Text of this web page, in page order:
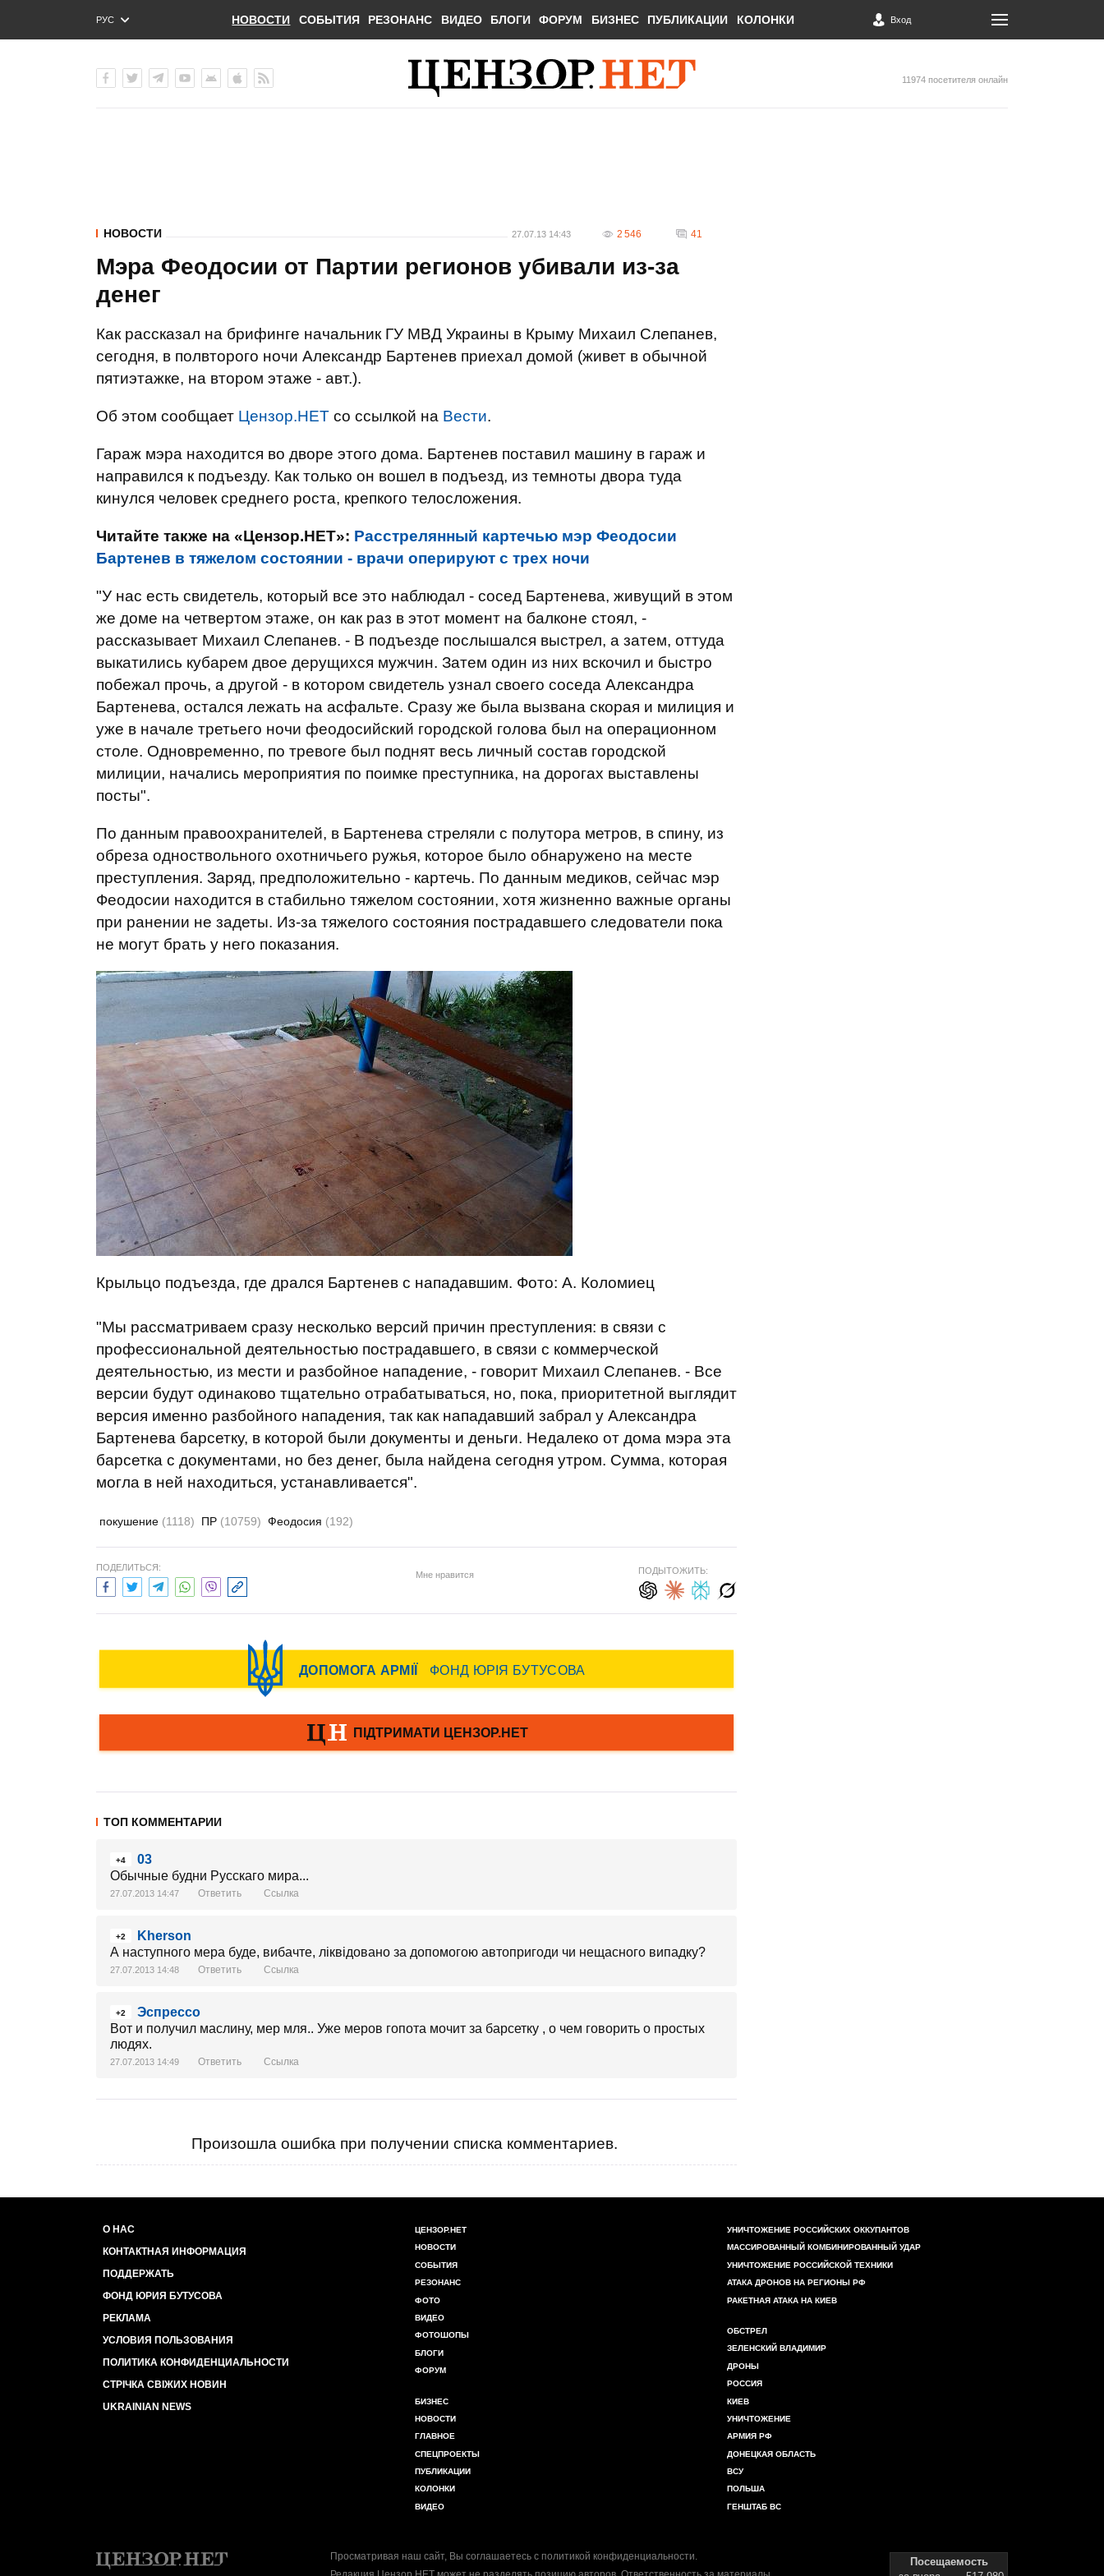
РУС
ENG
НОВОСТИ СОБЫТИЯ РЕЗОНАНС ВИДЕО БЛОГИ ФОРУМ БИЗНЕС ПУБЛИКАЦИИ КОЛОНКИ Вход
11974 посетителя онлайн
НОВОСТИ 27.07.13 14:43 2 546 41
Мэра Феодосии от Партии регионов убивали из-за
денег
Как рассказал на брифинге начальник ГУ МВД Украины в Крыму Михаил Слепанев,
сегодня, в полвторого ночи Александр Бартенев приехал домой (живет в обычной
пятиэтажке, на втором этаже - авт.).
Об этом сообщает Цензор.НЕТ со ссылкой на Вести.
Гараж мэра находится во дворе этого дома. Бартенев поставил машину в гараж и
направился к подъезду. Как только он вошел в подъезд, из темноты двора туда
кинулся человек среднего роста, крепкого телосложения.
Читайте также на «Цензор.НЕТ»: Расстрелянный картечью мэр Феодосии
Бартенев в тяжелом состоянии - врачи оперируют с трех ночи
"У нас есть свидетель, который все это наблюдал - сосед Бартенева, живущий в этом
же доме на четвертом этаже, он как раз в этот момент на балконе стоял, -
рассказывает Михаил Слепанев. - В подъезде послышался выстрел, а затем, оттуда
выкатились кубарем двое дерущихся мужчин. Затем один из них вскочил и быстро
побежал прочь, а другой - в котором свидетель узнал своего соседа Александра
Бартенева, остался лежать на асфальте. Сразу же была вызвана скорая и милиция и
уже в начале третьего ночи феодосийский городской голова был на операционном
столе. Одновременно, по тревоге был поднят весь личный состав городской
милиции, начались мероприятия по поимке преступника, на дорогах выставлены
посты".
По данным правоохранителей, в Бартенева стреляли с полутора метров, в спину, из
обреза одноствольного охотничьего ружья, которое было обнаружено на месте
преступления. Заряд, предположительно - картечь. По данным медиков, сейчас мэр
Феодосии находится в стабильно тяжелом состоянии, хотя жизненно важные органы
при ранении не задеты. Из-за тяжелого состояния пострадавшего следователи пока
не могут брать у него показания.
Крыльцо подъезда, где дрался Бартенев с нападавшим. Фото: А. Коломиец
"Мы рассматриваем сразу несколько версий причин преступления: в связи с
профессиональной деятельностью пострадавшего, в связи с коммерческой
деятельностью, из мести и разбойное нападение, - говорит Михаил Слепанев. - Все
версии будут одинаково тщательно отрабатываться, но, пока, приоритетной выглядит
версия именно разбойного нападения, так как нападавший забрал у Александра
Бартенева барсетку, в которой были документы и деньги. Недалеко от дома мэра эта
барсетка с документами, но без денег, была найдена сегодня утром. Сумма, которая
могла в ней находиться, устанавливается".
покушение (1118) ПР (10759) Феодосия (192)
ПОДЕЛИТЬСЯ:
Мне нравится ПОДЫТОЖИТЬ:
ТОП КОММЕНТАРИИ
+4
03
Обычные будни Русскаго мира...
27.07.2013 14:47 Ответить Ссылка
+2
Kherson
А наступного мера буде, вибачте, ліквідовано за допомогою автопригоди чи нещасного випадку?
27.07.2013 14:48 Ответить Ссылка
+2
Эспрессо
Вот и получил маслину, мер мля.. Уже меров гопота мочит за барсетку , о чем говорить о простых
людях.
27.07.2013 14:49 Ответить Ссылка
Произошла ошибка при получении списка комментариев.
О НАС
КОНТАКТНАЯ ИНФОРМАЦИЯ
ПОДДЕРЖАТЬ
ФОНД ЮРИЯ БУТУСОВА
РЕКЛАМА
УСЛОВИЯ ПОЛЬЗОВАНИЯ
ПОЛИТИКА КОНФИДЕНЦИАЛЬНОСТИ
СТРІЧКА СВІЖИХ НОВИН
UKRAINIAN NEWS
ЦЕНЗОР.НЕТ
НОВОСТИ
СОБЫТИЯ
РЕЗОНАНС
ФОТО
ВИДЕО
ФОТОШОПЫ
БЛОГИ
ФОРУМ
БИЗНЕС
НОВОСТИ
ГЛАВНОЕ
СПЕЦПРОЕКТЫ
ПУБЛИКАЦИИ
КОЛОНКИ
ВИДЕО
УНИЧТОЖЕНИЕ РОССИЙСКИХ ОККУПАНТОВ
МАССИРОВАННЫЙ КОМБИНИРОВАННЫЙ УДАР
УНИЧТОЖЕНИЕ РОССИЙСКОЙ ТЕХНИКИ
АТАКА ДРОНОВ НА РЕГИОНЫ РФ
РАКЕТНАЯ АТАКА НА КИЕВ
ОБСТРЕЛ
ЗЕЛЕНСКИЙ ВЛАДИМИР
ДРОНЫ
РОССИЯ
КИЕВ
УНИЧТОЖЕНИЕ
АРМИЯ РФ
ДОНЕЦКАЯ ОБЛАСТЬ
ВСУ
ПОЛЬША
ГЕНШТАБ ВС
Просматривая наш сайт, Вы соглашаетесь с политикой конфиденциальности.
Посещаемость